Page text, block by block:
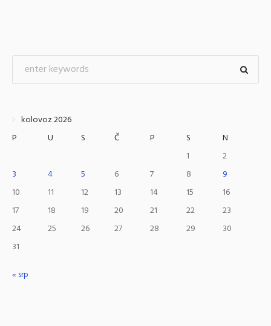
kolovoz 2026
P
U S Č P S
N
1
2
3
4 5 6 7 8
9
10
11 12 13 14 15
16
17
18 19 20 21 22
23
24
25 26 27 28 29
30
31
« srp